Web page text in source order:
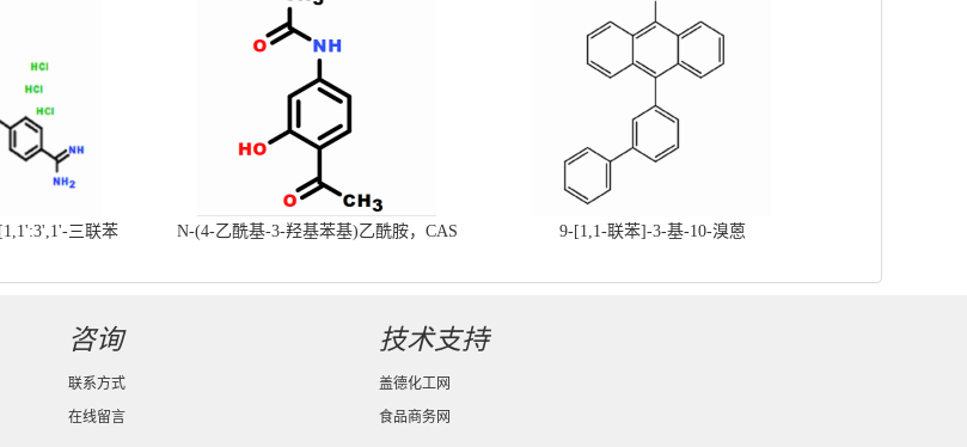
三联苯
N-(4-乙酰基-3-羟基苯基)乙酰胺，CAS
9-[1,1-联苯]-3-基-10-溴蒽
咨询
联系方式
在线留言
技术支持
盖德化工网
食品商务网